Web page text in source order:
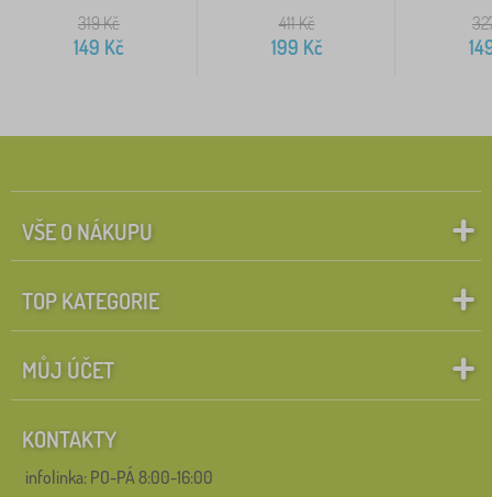
319Kč
149 Kč
411Kč
199 Kč
VŠE O NÁKUPU
TOP KATEGORIE
MŮJ ÚČET
KONTAKTY
infolinka: PO-PÁ 8:00-16:00